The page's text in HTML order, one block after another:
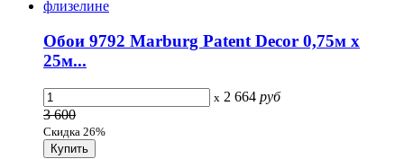
Обои 9792 Marburg Patent Decor 0,75м x
25м...
x 2 664 руб
3 600
Скидка 26%